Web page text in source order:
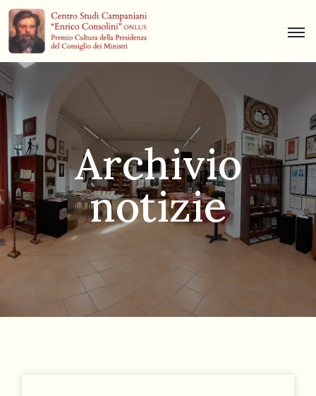
Centro
Studi
Dino
Campana
News
Museo
Curiosità
Contatti
Archivio
notizie